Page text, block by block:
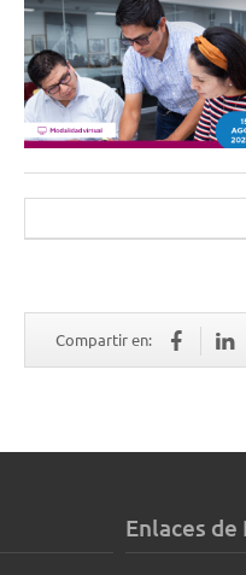
Compartir en:
Enlaces